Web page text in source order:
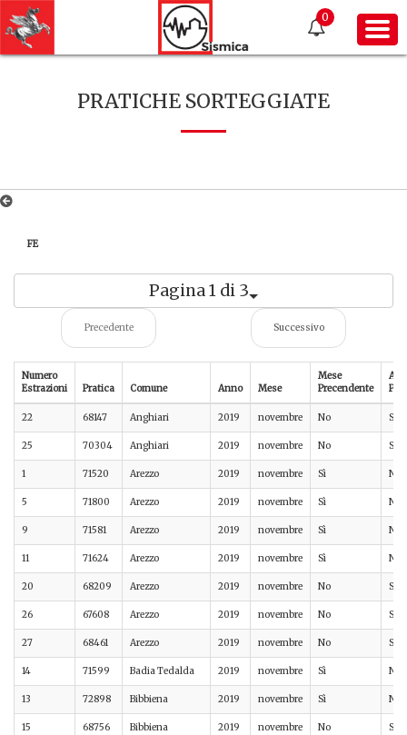
0
PRATICHE SORTEGGIATE
FE
Pagina 1 di 3
Precedente Successivo
Numero
Estrazioni
Pratica Comune Anno Mese
Mese
Precendente
22 68147 Anghiari 2019 novembre No Sì
25 70304 Anghiari 2019 novembre No Sì
1 71520 Arezzo 2019 novembre Sì No
5 71800 Arezzo 2019 novembre Sì No
9 71581 Arezzo 2019 novembre Sì No
11 71624 Arezzo 2019 novembre Sì No
20 68209 Arezzo 2019 novembre No Sì
26 67608 Arezzo 2019 novembre No Sì
27 68461 Arezzo 2019 novembre No Sì
14 71599 Badia Tedalda 2019 novembre Sì No
13 72898 Bibbiena 2019 novembre Sì No
15 68756 Bibbiena 2019 novembre No Sì